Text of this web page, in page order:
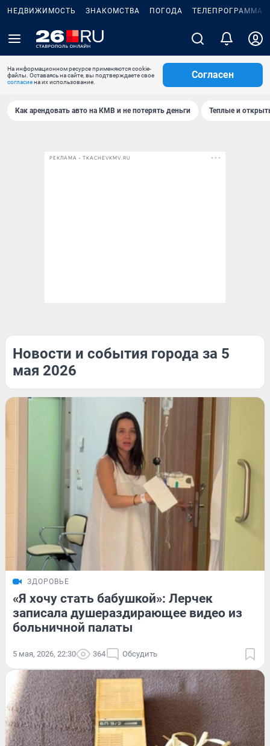
НЕДВИЖИМОСТЬ ЗНАКОМСТВА ПОГОДА ТЕЛЕПРОГРАММА
На информационном ресурсе применяются cookie-
файлы. Оставаясь на сайте, вы подтверждаете свое
согласиена их использование.
Согласен
Как арендовать авто на КМВ и не потерять деньги Теплые и
РЕКЛАМА • TKACHEVKMV.RU
Новости и события города за 5
мая 2026
ЗДОРОВЬЕ
«Я хочу стать бабушкой»: Лерчек
записала душераздирающее видео из
больничной палаты
5 мая, 2026, 22:30 364 Обсудить